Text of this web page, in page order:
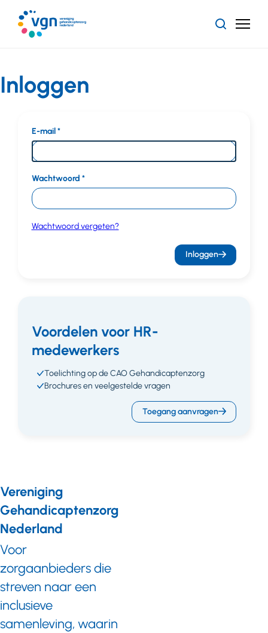
naar
hoofdinhoud
ZoekenMenu
Inloggen
E-mail
Wachtwoord
Wachtwoord vergeten?
Inloggen
Voordelen voor HR-
medewerkers
Toelichting op de CAO Gehandicaptenzorg
Brochures en veelgestelde vragen
Toegang aanvragen
Vereniging
Gehandicaptenzorg
Nederland
Voor
zorgaanbieders die
streven naar een
inclusieve
samenleving, waarin